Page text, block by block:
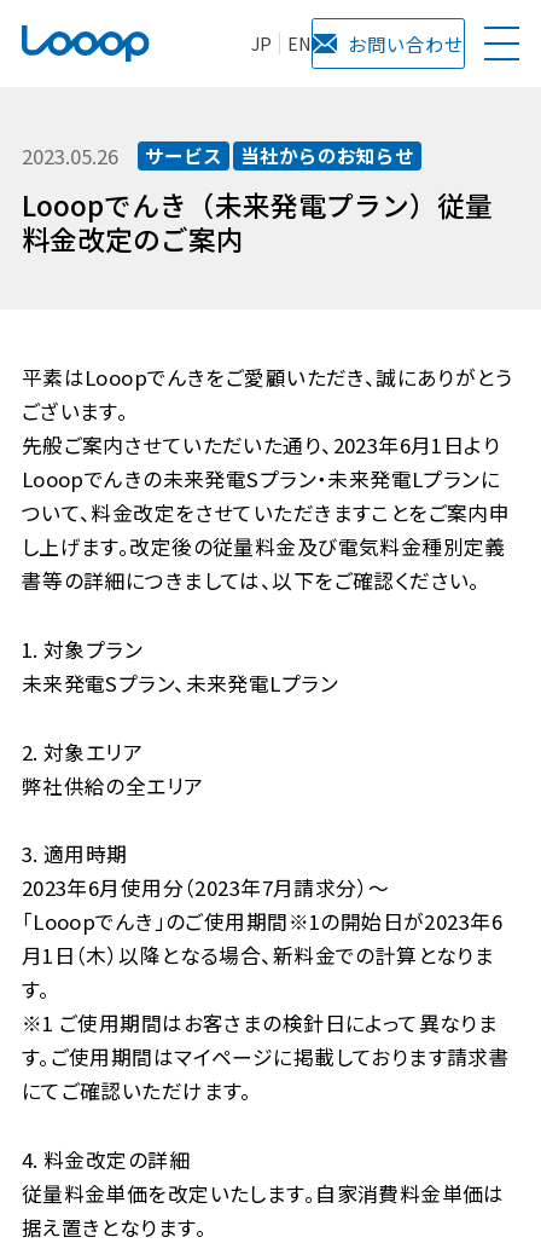
JP EN お問い合わせ
2023.05.26 サービス 当社からのお知らせ
Looopでんき（未来発電プラン）従量
料金改定のご案内
平素はLooopでんきをご愛顧いただき、誠にありがとう
ございます。
先般ご案内させていただいた通り、2023年6月1日より
Looopでんきの未来発電Sプラン・未来発電Lプランに
ついて、料金改定をさせていただきますことをご案内申
し上げます。改定後の従量料金及び電気料金種別定義
書等の詳細につきましては、以下をご確認ください。
1. 対象プラン
未来発電Sプラン、未来発電Lプラン
2. 対象エリア
弊社供給の全エリア
3. 適用時期
2023年6月使用分（2023年7月請求分）～
「Looopでんき」のご使用期間※1の開始日が2023年6
月1日（木）以降となる場合、新料金での計算となりま
す。
※1 ご使用期間はお客さまの検針日によって異なりま
す。ご使用期間はマイページに掲載しております請求書
にてご確認いただけます。
4. 料金改定の詳細
従量料金単価を改定いたします。自家消費料金単価は
据え置きとなります。